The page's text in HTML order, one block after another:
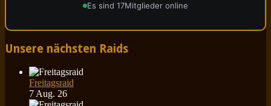
Es sind 17Mitglieder online
Unsere nächsten Raids
Freitagsraid
7 Aug. 26